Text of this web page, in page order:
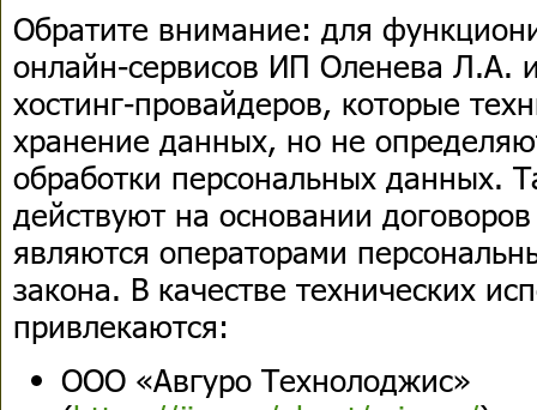
Обратите внимание: для
онлайн-сервисов ИП Оленева Л.А.
хостинг-провайдеров, которые
хранение данных, но не
обработки персональных данных.
действуют на основании
являются операторами
закона. В качестве технических
привлекаются:
ООО «Авгуро Технолоджис»